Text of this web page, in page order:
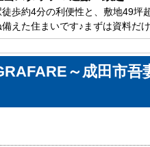
徒歩約4分の利便性と、敷地49坪
備えた住まいです♪まずは資料だ
～成田市